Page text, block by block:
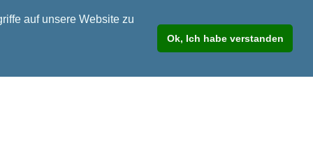
auf unsere Website zu
Ok, Ich habe verstanden